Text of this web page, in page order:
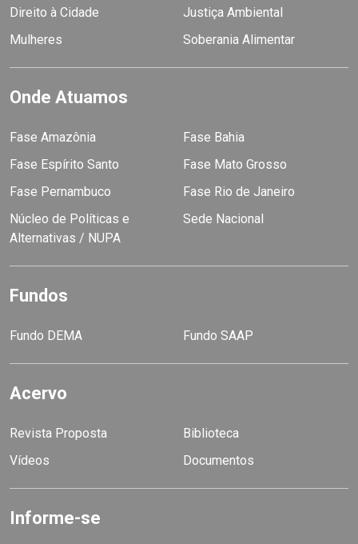
Direito à Cidade
Justiça Ambiental
Mulheres
Soberania Alimentar
Onde Atuamos
Fase Amazônia
Fase Bahia
Fase Espírito Santo
Fase Mato Grosso
Fase Pernambuco
Fase Rio de Janeiro
Núcleo de Políticas e
Alternativas / NUPA
Sede Nacional
Fundos
Fundo DEMA Fundo SAAP
Acervo
Revista Proposta
Biblioteca
Vídeos
Documentos
Informe-se